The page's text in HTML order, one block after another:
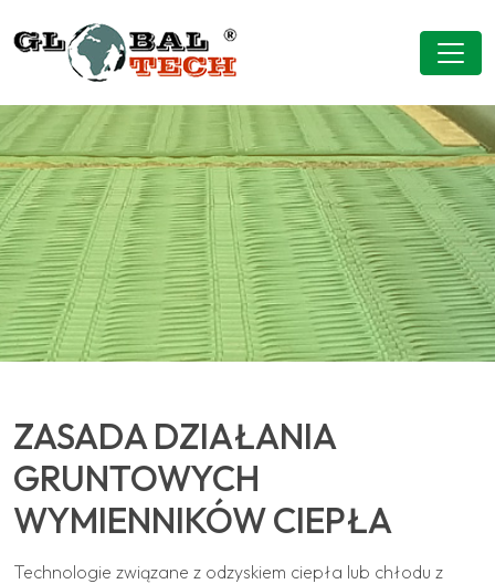
ZASADA DZIAŁANIA
GRUNTOWYCH
WYMIENNIKÓW CIEPŁA
Technologie związane z odzyskiem ciepła lub chłodu z